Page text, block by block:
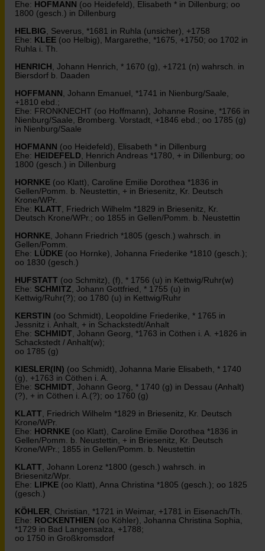
Ehe: HOFMANN (oo Heidefeld), Elisabeth * in Dillenburg; oo
1800 (gesch.) in Dillenburg
HELBIG, Severus, *1681 in Ruhla (unsicher), +1758
Ehe: KLEE (oo Helbig), Margarethe, *1675, +1750; oo 1702 in
Ruhla i. Th.
HENRICH , Johann Henrich, * 1670 (g), +1721 (n) wahrsch. in
Biersdorf b. Daaden
HOFFMANN , Johann Emanuel, *1741 in Nienburg/Saale,
+1810 ebd.;
Ehe: FRONKNECHT (oo Hoffmann), Johanne Rosine, *1766 in
Nienburg/Saale, Bromberg. Vorstadt, +1846 ebd.; oo 1785 (g)
in Nienburg/Saale
HOFMANN (oo Heidefeld), Elisabeth * in Dillenburg
Ehe: HEIDEFELD, Henrich Andreas *1780, + in Dillenburg; oo
1800 (gesch.) in Dillenburg
HORNKE (oo Klatt), Caroline Emilie Dorothea *1836 in
Gellen/Pomm. b. Neustettin, + in Briesenitz, Kr. Deutsch
Krone/WPr.
Ehe: KLATT, Friedrich Wilhelm *1829 in Briesenitz, Kr.
Deutsch Krone/WPr.; oo 1855 in Gellen/Pomm. b. Neustettin
HORNKE, Johann Friedrich *1805 (gesch.) wahrsch. in
Gellen/Pomm.
Ehe: LÜDKE (oo Hornke), Johanna Friederike *1810 (gesch.);
oo 1830 (gesch.)
HUFSTATT (oo Schmitz), (f), * 1756 (u) in Kettwig/Ruhr(w)
Ehe: SCHMITZ, Johann Gottfried, * 1755 (u) in
Kettwig/Ruhr(?); oo 1780 (u) in Kettwig/Ruhr
KERSTIN (oo Schmidt), Leopoldine Friederike, * 1765 in
Jessnitz i. Anhalt, + in Schackstedt/Anhalt
Ehe: SCHMIDT, Johann Georg, *1763 in Cöthen i. A. +1826 in
Schackstedt / Anhalt(w);
oo 1785 (g)
KIESLER(IN) (oo Schmidt), Johanna Marie Elisabeth, * 1740
(g), +1763 in Cöthen i. A.
Ehe: SCHMIDT, Johann Georg, * 1740 (g) in Dessau (Anhalt)
(?), + in Cöthen i. A.(?); oo 1760 (g)
KLATT, Friedrich Wilhelm *1829 in Briesenitz, Kr. Deutsch
Krone/WPr.
Ehe: HORNKE (oo Klatt), Caroline Emilie Dorothea *1836 in
Gellen/Pomm. b. Neustettin, + in Briesenitz, Kr. Deutsch
Krone/WPr.; 1855 in Gellen/Pomm. b. Neustettin
KLATT, Johann Lorenz *1800 (gesch.) wahrsch. in
Briesenitz/Wpr.
Ehe: LIPKE (oo Klatt), Anna Christina *1805 (gesch.); oo 1825
(gesch.)
KÖHLER, Christian, *1721 in Weimar, +1781 in Eisenach/Th.
Ehe: ROCKENTHIEN (oo Köhler), Johanna Christina Sophia,
*1729 in Bad Langensalza, +1788;
oo 1750 in Großkromsdorf